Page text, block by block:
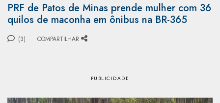
PRF de Patos de Minas prende mulher com 36
quilos de maconha em ônibus na BR-365
(3) COMPARTILHAR